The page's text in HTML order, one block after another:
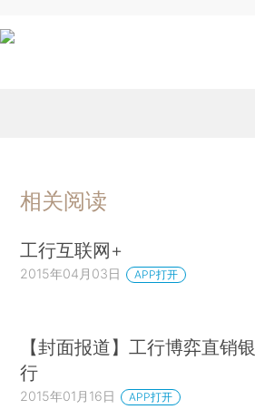
相关阅读
工行互联网+
2015年04月03日 APP打开
【封面报道】工行博弈直销银
行
2015年01月16日 APP打开